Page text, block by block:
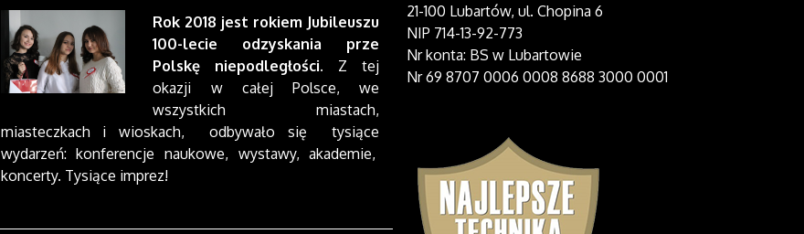
Rok 2018 jest rokiem Jubileuszu
100-lecie odzyskania prze
Polskę niepodległości. Z tej
okazji w całej Polsce, we
wszystkich miastach,
miasteczkach i wioskach, odbywało się tysiące
wydarzeń: konferencje naukowe, wystawy, akademie,
koncerty. Tysiące imprez!
21-100 Lubartów, ul. Chopina 6
NIP 714-13-92-773
Nr konta: BS w Lubartowie
Nr 69 8707 0006 0008 8688 3000 0001